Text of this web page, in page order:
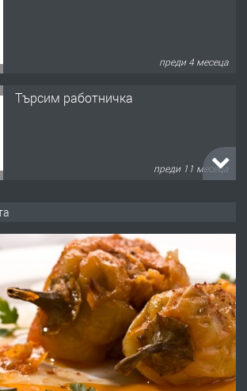
преди 4 месеца
Търсим работничка
преди 11 месеца
преди 1 година
Работа за общи работници
преди 1 година